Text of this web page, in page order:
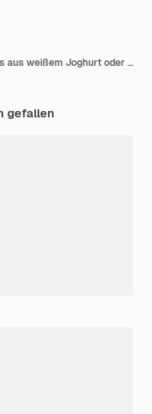
Zwei Grenzen mit dem Muster, das aus weißem Joghurt oder Eiscreme besteht, tropft auf transparentem nahtlosem
gefallen